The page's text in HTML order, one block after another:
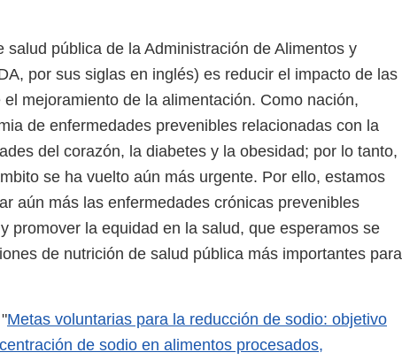
pública de la Administración de Alimentos y
por sus siglas en inglés) es reducir el impacto de las
mejoramiento de la alimentación. Como nación,
de enfermedades prevenibles relacionadas con la
del corazón, la diabetes y la obesidad; por lo tanto,
se ha vuelto aún más urgente. Por ello, estamos
aún más las enfermedades crónicas prevenibles
promover la equidad en la salud, que esperamos se
de nutrición de salud pública más importantes para
Metas voluntarias para la reducción de sodio: objetivo
de sodio en alimentos procesados,